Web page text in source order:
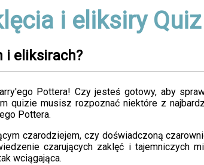
i eliksiry Quiz
i eliksirach?
Pottera! Czy jesteś gotowy, aby
quizie musisz rozpoznać niektóre z
Pottera.
czarodziejem, czy doświadczoną
czarujących zaklęć i tajemniczych
wciągająca.